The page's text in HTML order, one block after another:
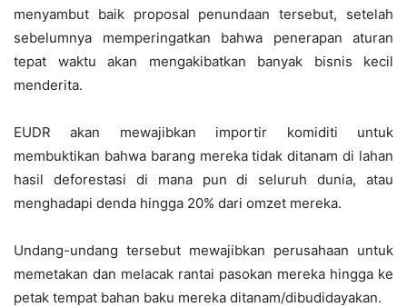
menyambut baik proposal penundaan tersebut, setelah
sebelumnya memperingatkan bahwa penerapan aturan
tepat waktu akan mengakibatkan banyak bisnis kecil
menderita.
EUDR akan mewajibkan importir komiditi untuk
membuktikan bahwa barang mereka tidak ditanam di lahan
hasil deforestasi di mana pun di seluruh dunia, atau
menghadapi denda hingga 20% dari omzet mereka.
Undang-undang tersebut mewajibkan perusahaan untuk
memetakan dan melacak rantai pasokan mereka hingga ke
petak tempat bahan baku mereka ditanam/dibudidayakan.